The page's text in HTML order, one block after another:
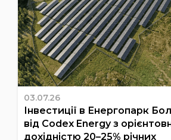
03.07.26
Інвестиції в Енергопарк
від Codex Energy з
дохідністю 20–25% річних